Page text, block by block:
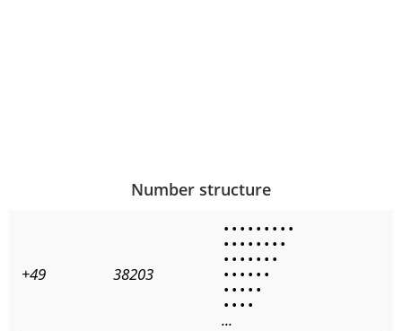
Number structure
+49 38203
• • • • • • • • •
• • • • • • • •
• • • • • • •
• • • • • •
• • • • •
• • • •
...